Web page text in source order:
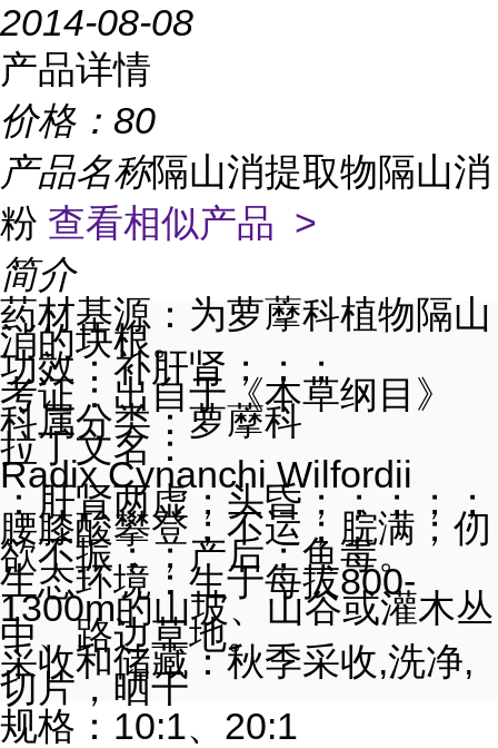
2014-08-08
产品详情
价格： 80
产品名称隔山消提取物隔山消
粉 查看相似产品 >
简介
药材基源 ：为萝藦科植物隔山
消的块根。
功效：补肝肾；；；
考证 ：出自于《本草纲目》
科属分类：萝藦科
拉丁文名 ：
Radix Cynanchi Wilfordii
：肝肾两虚；头昏；；； ； ；
腰膝酸攀登；不运；脘满；仞
欲不振；；产后；鱼毒。
生态环境：生于每拔800-
1300m的山坡、 山谷或灌木丛
中、路边草地。
采收和储藏：秋季采收,洗净,
切片，晒干
规格： 10:1、20:1